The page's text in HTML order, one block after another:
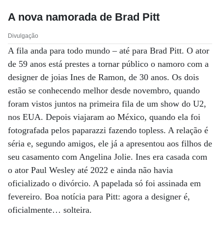
A nova namorada de Brad Pitt
Divulgação
A fila anda para todo mundo – até para Brad Pitt. O ator
de 59 anos está prestes a tornar público o namoro com a
designer de joias Ines de Ramon, de 30 anos. Os dois
estão se conhecendo melhor desde novembro, quando
foram vistos juntos na primeira fila de um show do U2,
nos EUA. Depois viajaram ao México, quando ela foi
fotografada pelos paparazzi fazendo topless. A relação é
séria e, segundo amigos, ele já a apresentou aos filhos de
seu casamento com Angelina Jolie. Ines era casada com
o ator Paul Wesley até 2022 e ainda não havia
oficializado o divórcio. A papelada só foi assinada em
fevereiro. Boa notícia para Pitt: agora a designer é,
oficialmente… solteira.